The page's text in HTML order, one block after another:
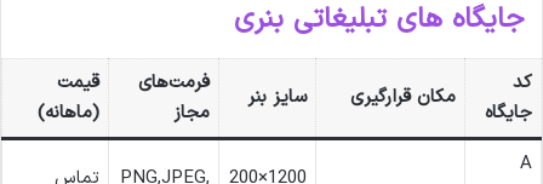
جایگاه های تبلیغاتی بنری
کد
جایگاه
مکان قرارگیری سایز بنر
فرمت‌های
مجاز
قیمت
(ماهانه)
A
1200×200
PNG,JPEG, تماس